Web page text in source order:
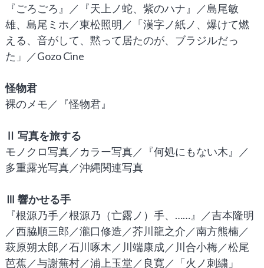
『ごろごろ』／『天上ノ蛇、紫のハナ』／島尾敏
雄、島尾ミホ／東松照明／「漢字ノ紙ノ、爆けて燃
える、音がして、黙って居たのが、ブラジルだっ
た」／Gozo Cine
怪物君
裸のメモ／『怪物君』
Ⅱ 写真を旅する
モノクロ写真／カラー写真／『何処にもない木』／
多重露光写真／沖縄関連写真
Ⅲ 響かせる手
『根源乃手／根源乃（亡露ノ）手、……』／吉本隆明
／西脇順三郎／瀧口修造／芥川龍之介／南方熊楠／
萩原朔太郎／石川啄木／川端康成／川合小梅／松尾
芭蕉／与謝蕪村／浦上玉堂／良寛／「火ノ刺繍」